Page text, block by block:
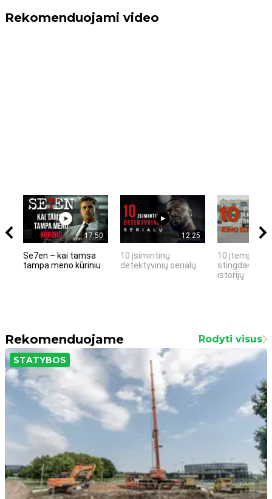
Rekomenduojami video
17:50
Se7en – kai tamsa
tampa meno kūriniu
12:25
10 įsimintinų
detektyvinių serialų
10 įtemptų,
stingdančių
istorijų
Rekomenduojame Rodyti visus
STATYBOS